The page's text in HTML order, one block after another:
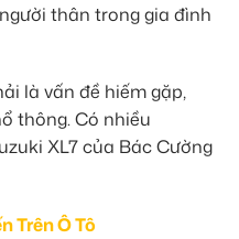
thân trong gia đình
là vấn đề hiếm gặp,
thông. Có nhiều
XL7 của Bác Cường
Trên Ô Tô